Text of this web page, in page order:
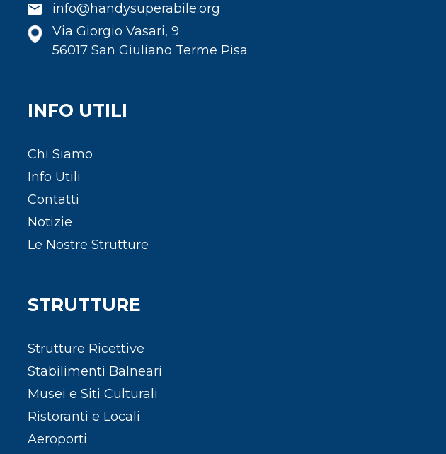
info@handysuperabile.org
Via Giorgio Vasari, 9
56017 San Giuliano Terme Pisa
INFO UTILI
Chi Siamo
Info Utili
Contatti
Notizie
Le Nostre Strutture
STRUTTURE
Strutture Ricettive
Stabilimenti Balneari
Musei e Siti Culturali
Ristoranti e Locali
Aeroporti